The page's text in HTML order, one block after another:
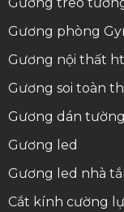
Gương treo
Gương phòng
Gương nội thất
Gương soi toàn
Gương dán tường
Gương led
Gương led nhà
Cắt kính cường